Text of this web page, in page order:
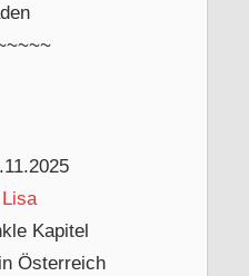
Kapitel
Österreich